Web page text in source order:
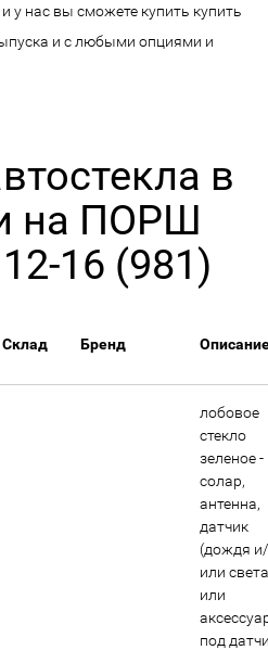
у нас вы сможете купить купить
и с любыми опциями и
в
на ПОРШ
16 (981)
Склад Бренд
лобовое
стекло
зеленое -
солар,
антенна,
датчик
(дождя
или
или
под